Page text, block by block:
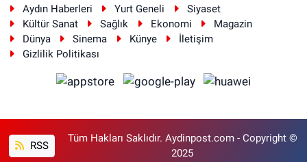
Aydın Haberleri Yurt Geneli
Siyaset
Kültür Sanat
Sağlık Ekonomi
Magazin
Dünya
Sinema Künye
İletişim
Gizlilik Politikası
RSS
Tüm Hakları Saklıdır. Aydinpost.com - Copyright ©
2025